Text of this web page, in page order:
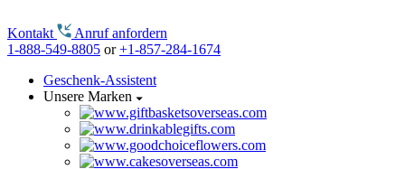
Kontakt
Anruf anfordern
1-888-549-8805 or+1-857-284-1674
Geschenk-Assistent
Unsere Marken